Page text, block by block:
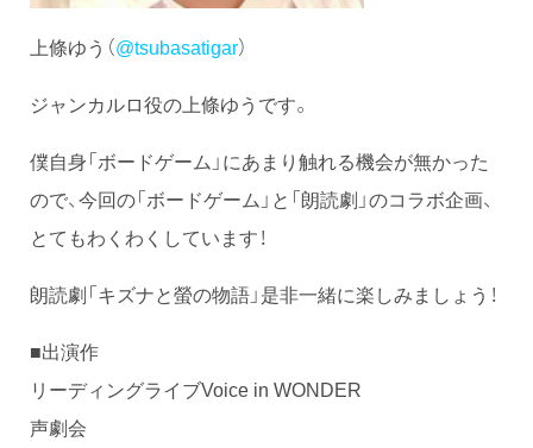
上條ゆう（@tsubasatigar）
ジャンカルロ役の上條ゆうです。
僕自身「ボードゲーム」にあまり触れる機会が無かった
ので、今回の「ボードゲーム」と「朗読劇」のコラボ企画、
とてもわくわくしています！
朗読劇「キズナと螢の物語」是非一緒に楽しみましょう！
■出演作
リーディングライブVoice in WONDER
声劇会